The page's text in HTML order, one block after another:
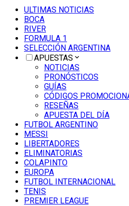
ULTIMAS NOTICIAS
BOCA
RIVER
FORMULA 1
SELECCIÓN ARGENTINA
APUESTAS
NOTICIAS
PRONÓSTICOS
GUÍAS
CÓDIGOS
RESEÑAS
APUESTA DEL DÍA
FUTBOL ARGENTINO
MESSI
LIBERTADORES
ELIMINATORIAS
COLAPINTO
EUROPA
FUTBOL INTERNACIONAL
TENIS
PREMIER LEAGUE